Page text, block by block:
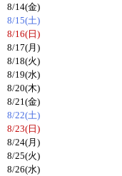
8/14(金)
8/15(土)
8/16(日)
8/17(月)
8/18(火)
8/19(水)
8/20(木)
8/21(金)
8/22(土)
8/23(日)
8/24(月)
8/25(火)
8/26(水)